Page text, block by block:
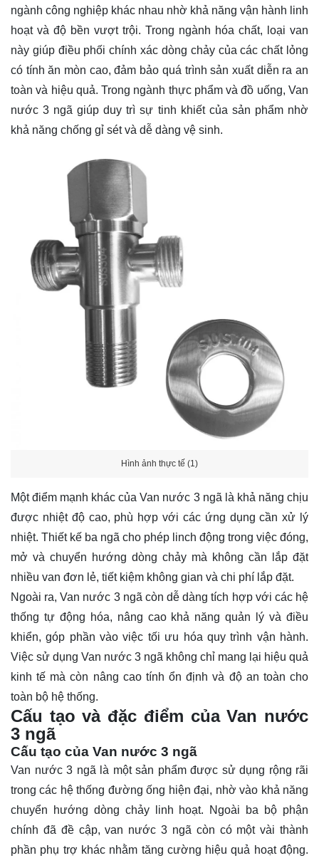
ngành công nghiệp khác nhau nhờ khả năng vận hành linh
hoạt và độ bền vượt trội. Trong ngành hóa chất, loại van
này giúp điều phối chính xác dòng chảy của các chất lỏng
có tính ăn mòn cao, đảm bảo quá trình sản xuất diễn ra an
toàn và hiệu quả. Trong ngành thực phẩm và đồ uống, Van
nước 3 ngã giúp duy trì sự tinh khiết của sản phẩm nhờ
khả năng chống gỉ sét và dễ dàng vệ sinh.
Hình ảnh thực tế (1)
Một điểm mạnh khác của Van nước 3 ngã là khả năng chịu
được nhiệt độ cao, phù hợp với các ứng dụng cần xử lý
nhiệt. Thiết kế ba ngã cho phép linch động trong việc đóng,
mở và chuyển hướng dòng chảy mà không cần lắp đặt
nhiều van đơn lẻ, tiết kiệm không gian và chi phí lắp đặt.
Ngoài ra, Van nước 3 ngã còn dễ dàng tích hợp với các hệ
thống tự động hóa, nâng cao khả năng quản lý và điều
khiển, góp phần vào việc tối ưu hóa quy trình vận hành.
Việc sử dụng Van nước 3 ngã không chỉ mang lại hiệu quả
kinh tế mà còn nâng cao tính ổn định và độ an toàn cho
toàn bộ hệ thống.
Cấu tạo và đặc điểm của Van nước
3 ngã
Cấu tạo của Van nước 3 ngã
Van nước 3 ngã là một sản phẩm được sử dụng rộng rãi
trong các hệ thống đường ống hiện đại, nhờ vào khả năng
chuyển hướng dòng chảy linh hoạt. Ngoài ba bộ phận
chính đã đề cập, van nước 3 ngã còn có một vài thành
phần phụ trợ khác nhằm tăng cường hiệu quả hoạt động.